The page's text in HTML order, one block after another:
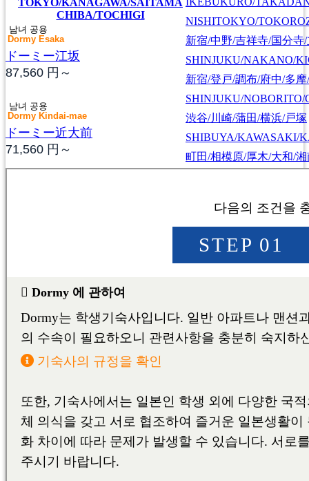
TOKYO/KANAGAWA/SAITAMA
CHIBA/TOCHIGI
NISHITOKYO/
新宿/中野/吉祥寺/国分寺
SHINJUKU/NAKANO/
新宿/登戸/調布/府中/多
SHINJUKU/
渋谷/川崎/蒲田/横浜/戸塚
SHIBUYA/KAWASAKI/
町田/相模原/厚木/大和/湘
UTSUNOMIYA
名古屋/甲府/新潟/金沢
NIIGATA/KANAZAWA
名古屋/千種/東山/日進/
新潟
NIIGATA
大阪/京都/神戸/奈良
OSAKA/KYOTO
KOBE/NARA
京都/伏見/山科
KYOTO/FUSHIMI/
大阪/豊中/吹田/東大阪/
남녀 공용
Dormy Esaka
ドーミー江坂
87,560 円～
남녀 공용
Dormy Kindai-mae
ドーミー近大前
71,560 円～